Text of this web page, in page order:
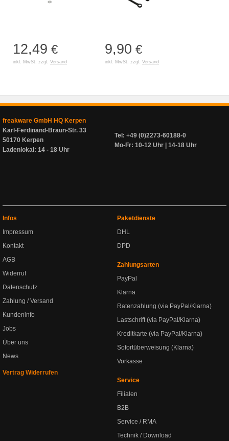
12,49 €
inkl. MwSt. zzgl. Versand
9,90 €
inkl. MwSt. zzgl. Versand
freakware GmbH HQ Kerpen
Karl-Ferdinand-Braun-Str. 33
50170 Kerpen
Ladenlokal: 14 - 18 Uhr
Tel: +49 (0)2273-60188-0
Mo-Fr: 10-12 Uhr | 14-18 Uhr
Infos
Impressum
Kontakt
AGB
Widerruf
Datenschutz
Zahlung / Versand
Kundeninfo
Jobs
Über uns
News
Vertrag Widerrufen
Paketdienste
DHL
DPD
Zahlungsarten
PayPal
Klarna
Ratenzahlung (via PayPal/Klarna)
Lastschrift (via PayPal/Klarna)
Kreditkarte (via PayPal/Klarna)
Sofortüberweisung (Klarna)
Vorkasse
Service
Filialen
B2B
Service / RMA
Technik / Download